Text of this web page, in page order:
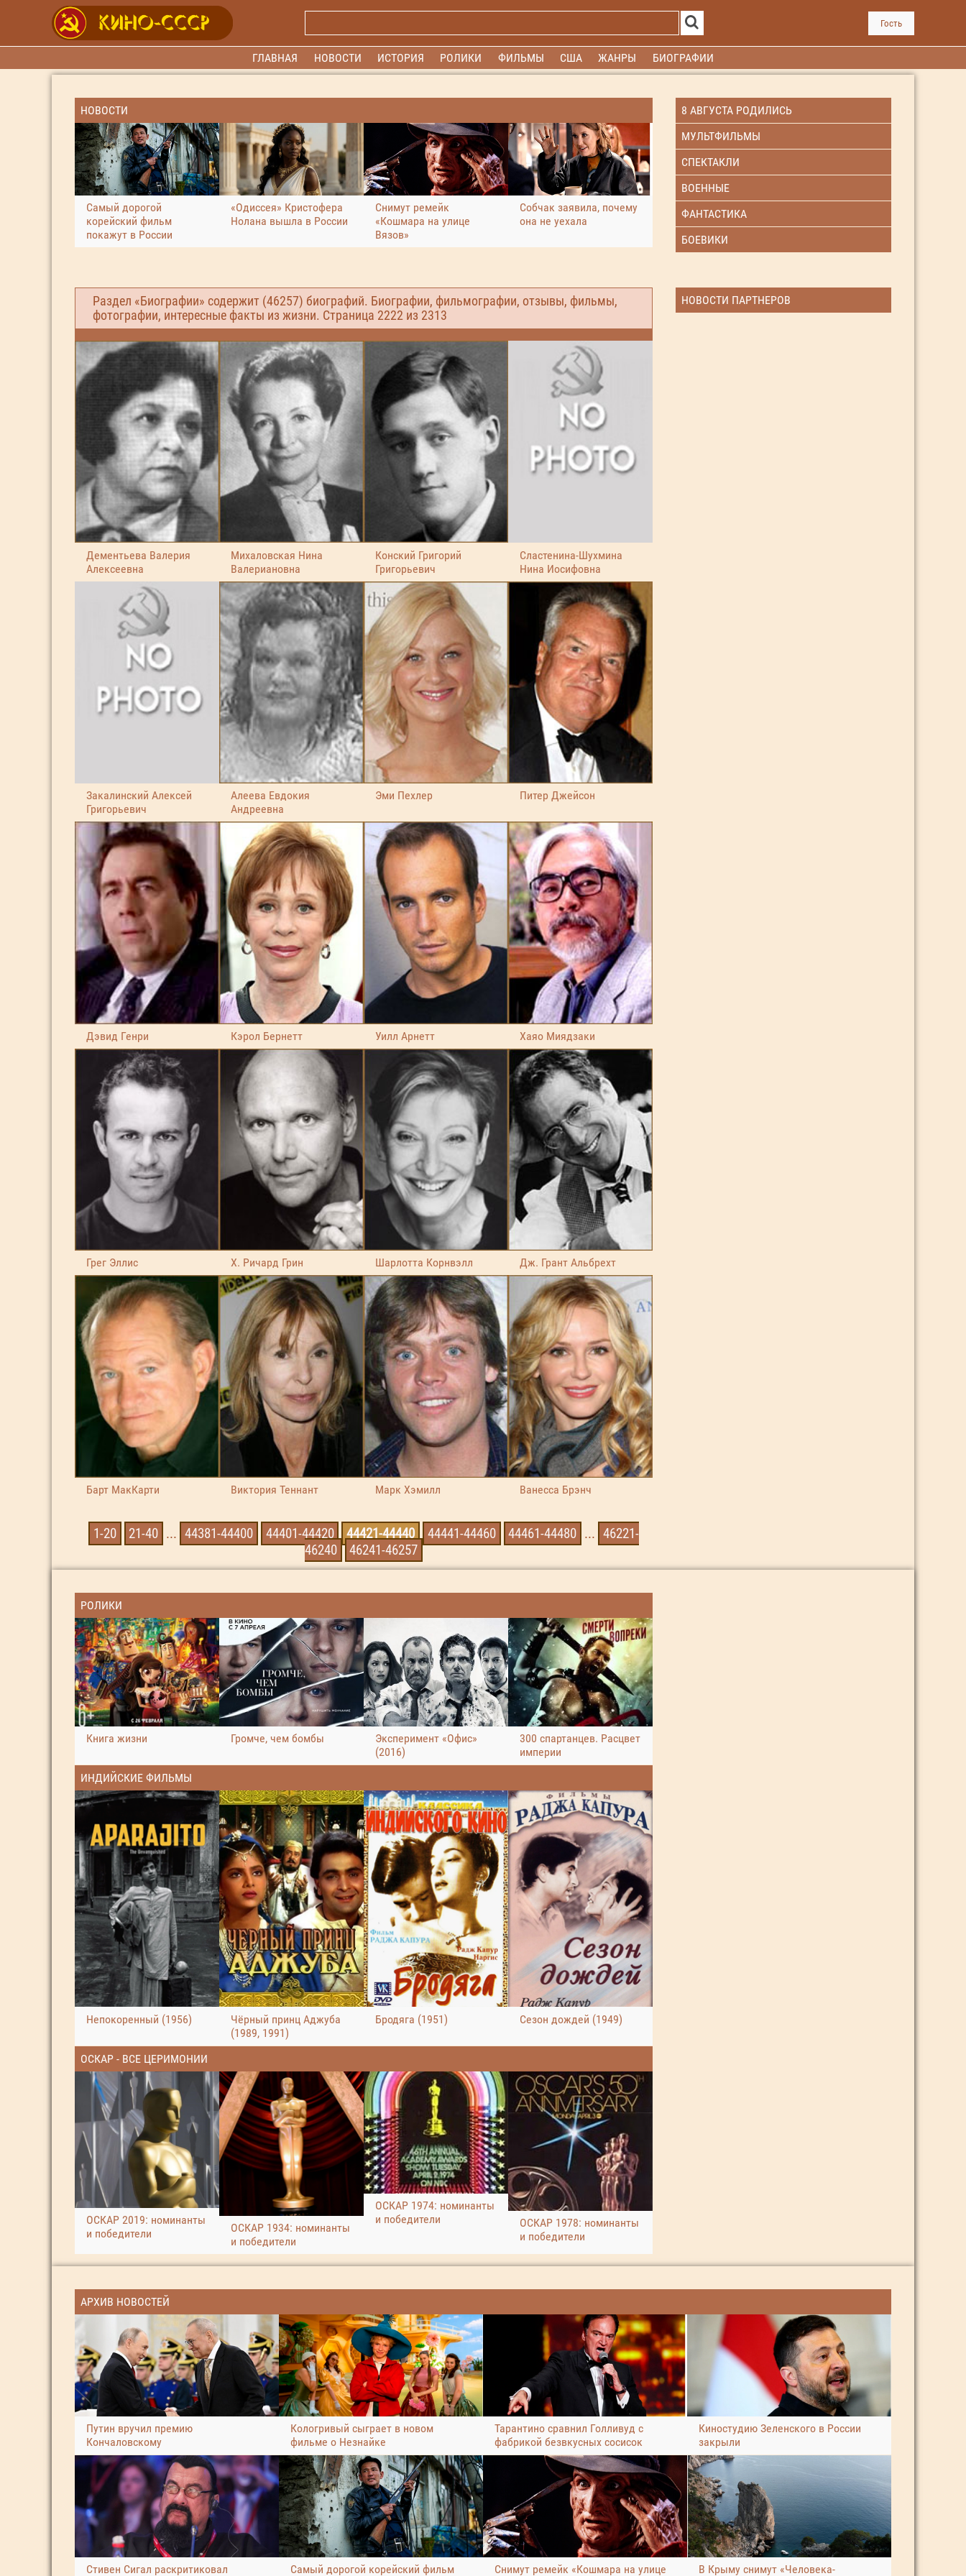
Гость
ГЛАВНАЯ НОВОСТИ ИСТОРИЯ РОЛИКИ ФИЛЬМЫ США ЖАНРЫ БИОГРАФИИ
НОВОСТИ
Самый дорогой
корейский фильм
покажут в России
«Одиссея» Кристофера
Нолана вышла в России
Снимут ремейк
«Кошмара на улице
Вязов»
Собчак заявила, почему
она не уехала
8 АВГУСТА РОДИЛИСЬ
МУЛЬТФИЛЬМЫ
СПЕКТАКЛИ
ВОЕННЫЕ
ФАНТАСТИКА
БОЕВИКИ
Раздел «Биографии» содержит (46257) биографий. Биографии, фильмографии, отзывы, фильмы,
фотографии, интересные факты из жизни. Страница 2222 из 2313
Дементьева Валерия
Алексеевна
Михаловская Нина
Валериановна
Конский Григорий
Григорьевич
Сластенина-Шухмина
Нина Иосифовна
Закалинский Алексей
Григорьевич
Алеева Евдокия
Андреевна
Эми Пехлер Питер Джейсон
Дэвид Генри Кэрол Бернетт Уилл Арнетт Хаяо Миядзаки
Грег Эллис Х. Ричард Грин Шарлотта Корнвэлл Дж. Грант Альбрехт
Барт МакКарти Виктория Теннант Марк Хэмилл Ванесса Брэнч
1-20 21-40 ... 44381-44400 44401-44420 44421-44440 44441-44460 44461-44480 ... 46221-
46240
46241-46257
НОВОСТИ ПАРТНЕРОВ
РОЛИКИ
Книга жизни Громче, чем бомбы
Эксперимент «Офис»
(2016)
300 спартанцев. Расцвет
империи
ИНДИЙСКИЕ ФИЛЬМЫ
Непокоренный (1956)
Чёрный принц Аджуба
(1989, 1991)
Бродяга (1951) Сезон дождей (1949)
ОСКАР - ВСЕ ЦЕРИМОНИИ
ОСКАР 2019: номинанты
и победители
ОСКАР 1934: номинанты
и победители
ОСКАР 1974: номинанты
и победители
ОСКАР 1978: номинанты
и победители
АРХИВ НОВОСТЕЙ
Путин вручил премию
Кончаловскому
Кологривый сыграет в новом
фильме о Незнайке
Тарантино сравнил Голливуд с
фабрикой безвкусных сосисок
Киностудию Зеленского в России
закрыли
Стивен Сигал раскритиковал Самый дорогой корейский фильм Снимут ремейк «Кошмара на улице В Крыму снимут «Человека-